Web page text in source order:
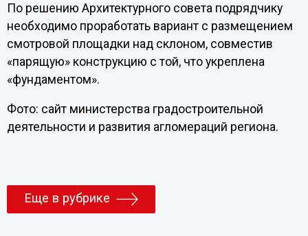
По решению Архитектурного совета подрядчику
необходимо проработать вариант с размещением
смотровой площадки над склоном, совместив
«парящую» конструкцию с той, что укреплена
«фундаментом».
Фото: сайт министерства градостроительной
деятельности и развития агломераций региона.
Еще в рубрике